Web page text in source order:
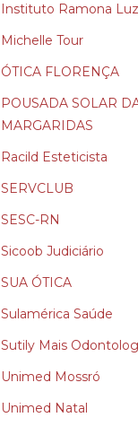
Instituto Ramona Luz
Michelle Tour
ÓTICA FLORENÇA
POUSADA SOLAR
MARGARIDAS
Racild Esteticista
SERVCLUB
SESC-RN
Sicoob Judiciário
SUA ÓTICA
Sulamérica Saúde
Sutily Mais
Unimed Mossró
Unimed Natal